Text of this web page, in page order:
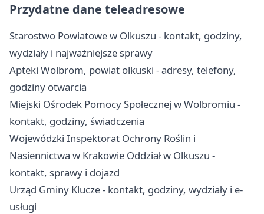
Przydatne dane teleadresowe
Starostwo Powiatowe w Olkuszu - kontakt, godziny,
wydziały i najważniejsze sprawy
Apteki Wolbrom, powiat olkuski - adresy, telefony,
godziny otwarcia
Miejski Ośrodek Pomocy Społecznej w Wolbromiu -
kontakt, godziny, świadczenia
Wojewódzki Inspektorat Ochrony Roślin i
Nasiennictwa w Krakowie Oddział w Olkuszu -
kontakt, sprawy i dojazd
Urząd Gminy Klucze - kontakt, godziny, wydziały i e-
usługi